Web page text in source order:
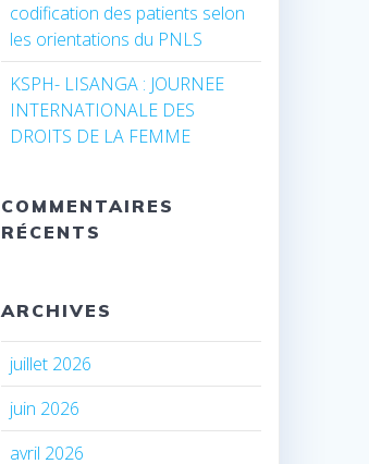
codification des patients selon
les orientations du PNLS
KSPH- LISANGA : JOURNEE
INTERNATIONALE DES
DROITS DE LA FEMME
COMMENTAIRES
RÉCENTS
ARCHIVES
juillet 2026
juin 2026
avril 2026